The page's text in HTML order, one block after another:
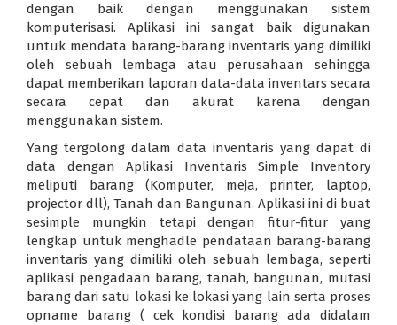
dengan baik dengan menggunakan sistem
komputerisasi. Aplikasi ini sangat baik digunakan
untuk mendata barang-barang inventaris yang dimiliki
oleh sebuah lembaga atau perusahaan sehingga
dapat memberikan laporan data-data inventars secara
secara cepat dan akurat karena dengan
menggunakan sistem.
Yang tergolong dalam data inventaris yang dapat di
data dengan Aplikasi Inventaris Simple Inventory
meliputi barang (Komputer, meja, printer, laptop,
projector dll), Tanah dan Bangunan. Aplikasi ini di buat
sesimple mungkin tetapi dengan fitur-fitur yang
lengkap untuk menghadle pendataan barang-barang
inventaris yang dimiliki oleh sebuah lembaga, seperti
aplikasi pengadaan barang, tanah, bangunan, mutasi
barang dari satu lokasi ke lokasi yang lain serta proses
opname barang ( cek kondisi barang ada didalam